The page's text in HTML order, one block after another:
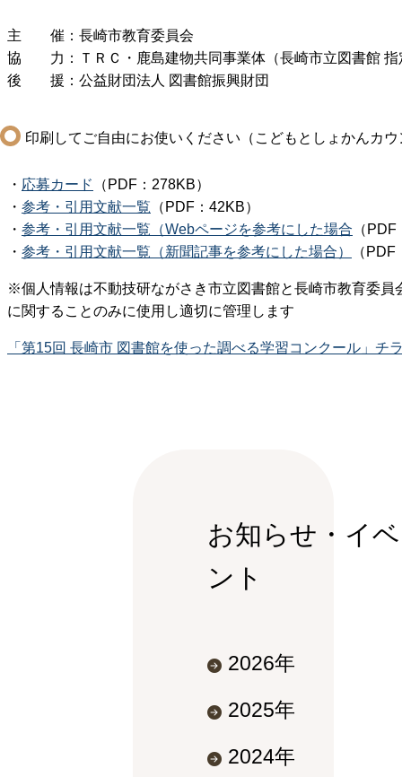
主 催：長崎市教育委員会
協 力：ＴＲＣ・鹿島建物共同事業体（長崎市立図書館 指
後 援：公益財団法人 図書館振興財団
印刷してご自由にお使いください（こどもとしょかんカ
・ 応募カード （ PDF ：278KB）
・ 参考・引用文献一覧 （ PDF ： 42KB）
・ 参考・引用文献一覧（Webページを参考にした場合 （
・ 参考・引用文献一覧（新聞記事を参考にした場合） （
※個人情報は不動技研ながさき市立図書館と長崎市教育委
に関することのみに使用し適切に管理します
「第15回 長崎市 図書館を使った調べる学習コンクール」チ
お知らせ・イベ
ント
2026年
2025年
2024年